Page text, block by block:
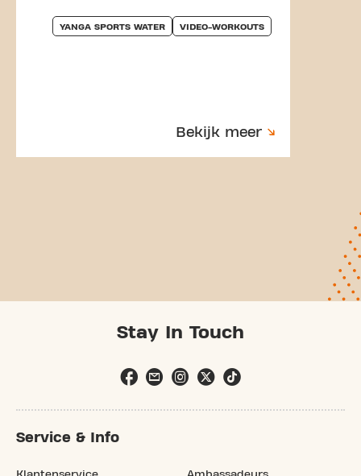
YANGA SPORTS WATER VIDEO-WORKOUTS
Bekijk meer
Stay In Touch
Service & Info